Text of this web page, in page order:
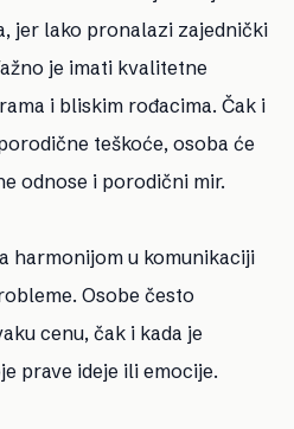
jer lako pronalazi zajednički
je imati kvalitetne
i bliskim rođacima. Čak i
teškoće, osoba će
odnose i porodični mir.
harmonijom u komunikaciji
Osobe često
cenu, čak i kada je
prave ideje ili emocije.